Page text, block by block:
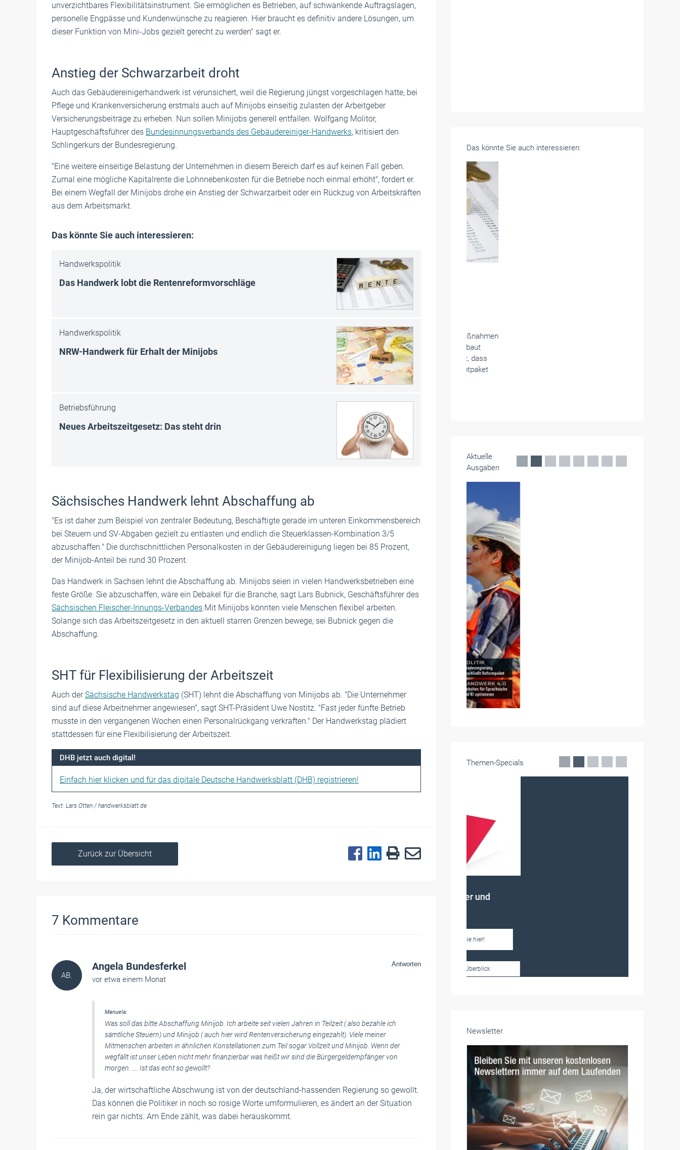
unverzichtbares Flexibilitätsinstrument. Sie ermöglichen es Betrieben, auf schwankende Auftragslagen,
personelle Engpässe und Kundenwünsche zu reagieren. Hier braucht es definitiv andere Lösungen, um
dieser Funktion von Mini-Jobs gezielt gerecht zu werden" sagt er.
Anstieg der Schwarzarbeit droht
Auch das Gebäudereinigerhandwerk ist verunsichert, weil die Regierung jüngst vorgeschlagen hatte, bei
Pflege und Krankenversicherung erstmals auch auf Minijobs einseitig zulasten der Arbeitgeber
Versicherungsbeiträge zu erheben. Nun sollen Minijobs generell entfallen. Wolfgang Molitor,
Hauptgeschäftsführer des Bundesinnungsverbands des Gebäudereiniger-Handwerks, kritisiert den
Schlingerkurs der Bundesregierung.
"Eine weitere einseitige Belastung der Unternehmen in diesem Bereich darf es auf keinen Fall geben.
Zumal eine mögliche Kapitalrente die Lohnnebenkosten für die Betriebe noch einmal erhöht", fordert er.
Bei einem Wegfall der Minijobs drohe ein Anstieg der Schwarzarbeit oder ein Rückzug von Arbeitskräften
aus dem Arbeitsmarkt.
Das könnte Sie auch interessieren:
Handwerkspolitik
Das Handwerk lobt die Rentenreformvorschläge
Handwerkspolitik
NRW-Handwerk für Erhalt der Minijobs
Betriebsführung
Neues Arbeitszeitgesetz: Das steht drin
Sächsisches Handwerk lehnt Abschaffung ab
"Es ist daher zum Beispiel von zentraler Bedeutung, Beschäftigte gerade im unteren Einkommensbereich
bei Steuern und SV-Abgaben gezielt zu entlasten und endlich die Steuerklassen-Kombination 3/5
abzuschaffen." Die durchschnittlichen Personalkosten in der Gebäudereinigung liegen bei 85 Prozent,
der Minijob-Anteil bei rund 30 Prozent.
Das Handwerk in Sachsen lehnt die Abschaffung ab. Minijobs seien in vielen Handwerksbetrieben eine
feste Größe. Sie abzuschaffen, wäre ein Debakel für die Branche, sagt Lars Bubnick, Geschäftsführer des
Sächsischen Fleischer-Innungs-Verbandes.Mit Minijobs könnten viele Menschen flexibel arbeiten.
Solange sich das Arbeitszeitgesetz in den aktuell starren Grenzen bewege, sei Bubnick gegen die
Abschaffung.
SHT für Flexibilisierung der Arbeitszeit
Auch derSächsische Handwerkstag (SHT) lehnt die Abschaffung von Minijobs ab. "Die Unternehmer
sind auf diese Arbeitnehmer angewiesen", sagt SHT-Präsident Uwe Nostitz. "Fast jeder fünfte Betrieb
musste in den vergangenen Wochen einen Personalrückgang verkraften." Der Handwerkstag plädiert
stattdessen für eine Flexibilisierung der Arbeitszeit.
DHB jetzt auch digital!
Einfach hier klicken und für das digitale Deutsche Handwerksblatt (DHB) registrieren!
Text: Lars Otten / handwerksblatt.de
Zurück zur Übersicht
7 Kommentare
AB.
Angela Bundesferkel
vor etwa einem Monat
Antworten
Manuela:
Was soll das bitte Abschaffung Minijob. Ich arbeite seit vielen Jahren in Teilzeit ( also bezahle ich
sämtliche Steuern) und Minijob ( auch hier wird Rentenversicherung eingezahlt). Viele meiner
Mitmenschen arbeiten in ähnlichen Konstellationen zum Teil sogar Vollzeit und Minijob. Wenn der
wegfällt ist unser Leben nicht mehr finanzierbar was heißt wir sind die Bürgergeldempfänger von
morgen. …. Ist das echt so gewollt?
Ja, der wirtschaftliche Abschwung ist von der deutschland-hassenden Regierung so gewollt.
Das können die Politiker in noch so rosige Worte umformulieren, es ändert an der Situation
rein gar nichts. Am Ende zählt, was dabei herauskommt.
Das könnte Sie auch interessieren:
fordern den Erhalt der Minijobs als flexible
Beschäftigungsform.
Juli 2026
Newsletter